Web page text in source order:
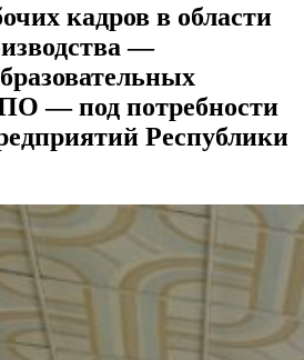
кадров в области
—
— под потребности
Республики